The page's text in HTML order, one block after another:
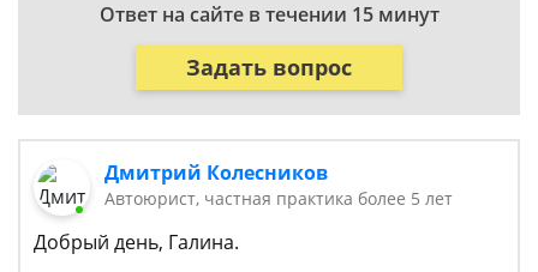
Ответ на сайте в течении 15 минут
Задать вопрос
Дмитрий Колесников
Автоюрист, частная практика более 5 лет
Добрый день, Галина.